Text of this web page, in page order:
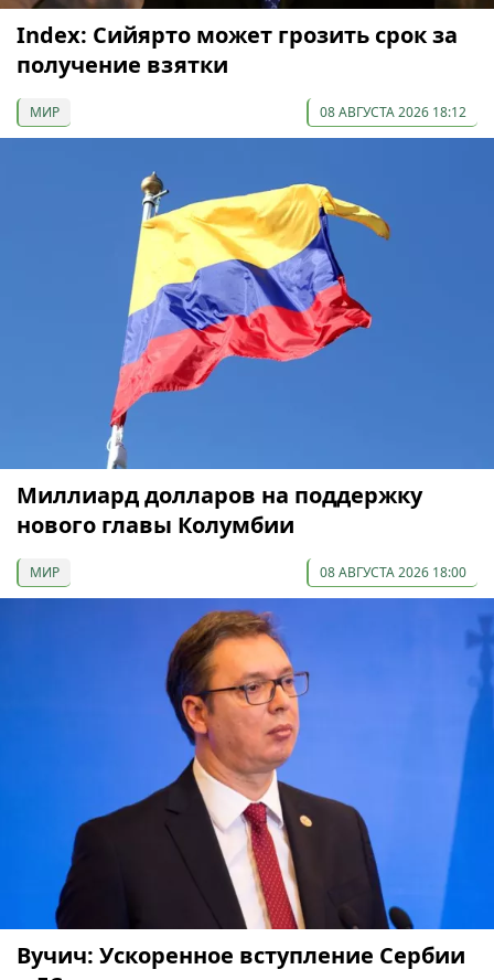
Index: Сийярто может грозить срок за
получение взятки
МИР 08 АВГУСТА 2026 18:12
Миллиард долларов на поддержку
нового главы Колумбии
МИР 08 АВГУСТА 2026 18:00
Вучич: Ускоренное вступление Сербии